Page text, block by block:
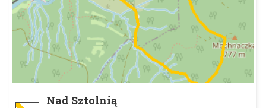
Nad Sztolnią